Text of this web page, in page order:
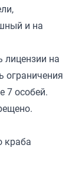
и на
лицензии на
ограничения
7 особей.
краба